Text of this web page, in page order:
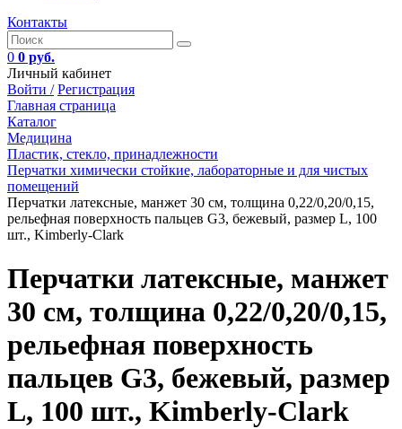
Контакты
0 0 руб.
Личный кабинет
Войти / Регистрация
Главная страница
Каталог
Медицина
Пластик, стекло, принадлежности
Перчатки химически стойкие, лабораторные и для чистых
помещений
Перчатки латексные, манжет 30 см, толщина 0,22/0,20/0,15,
рельефная поверхность пальцев G3, бежевый, размер L, 100
шт., Kimberly-Clark
Перчатки латексные, манжет
30 см, толщина 0,22/0,20/0,15,
рельефная поверхность
пальцев G3, бежевый, размер
L, 100 шт., Kimberly-Clark